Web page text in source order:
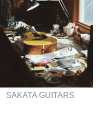
SAKATA GUITARS